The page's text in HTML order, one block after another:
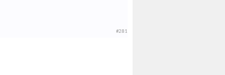
#281